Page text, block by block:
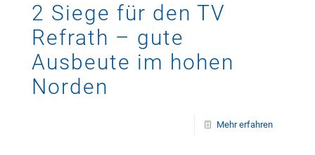
2 Siege für den TV
Refrath – gute
Ausbeute im hohen
Norden
Mehr erfahren